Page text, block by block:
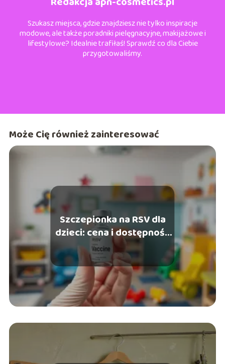
Szukasz miejsca, gdzie znajdziesz nie tylko inspiracje
modowe, ale także poradniki pielęgnacyjne, makijażowe i
lifestylowe? Idealnie trafiłaś! Sprawdź co dla Ciebie
przygotowaliśmy.
Może Cię również zainteresować
Szczepionka na RSV dla
dzieci: cena i dostępność
w 2023 roku